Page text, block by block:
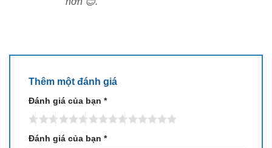
Thêm một đánh giá
Đánh giá của bạn *
Đánh giá của bạn *